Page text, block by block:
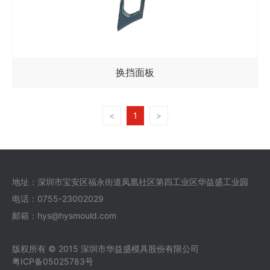
换挡面板
< 1 >
地址：深圳市宝安区福永街道凤凰社区第四工业区华益盛工业园
电话：0755-23002029
邮箱：hys@hysmould.com
版权所有 © 2015 深圳市华益盛模具股份有限公司
粤ICP备05025783号